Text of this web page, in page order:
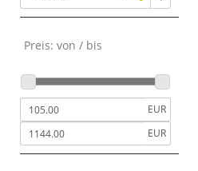
Akkus und Ladegeräte
Displays und
Bedieneinheiten
Vorbauten
Griffe
Pedale
Lenker
Preis: von / bis
EUR
EUR